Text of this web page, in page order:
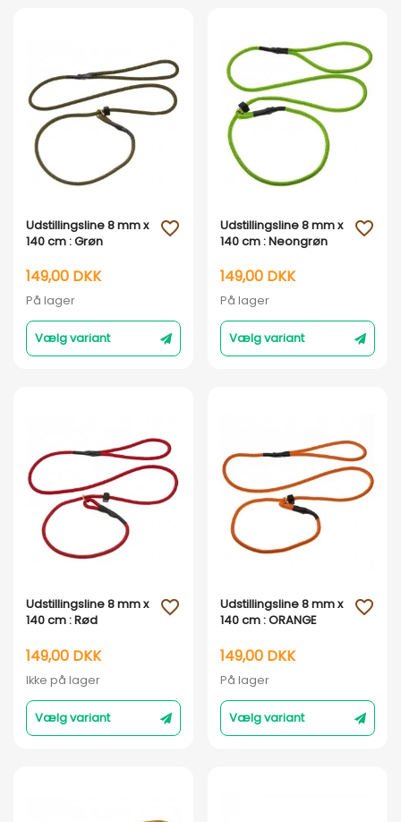
Vis her
Udstillingsline 8 mm x
140 cm : Grøn
149,00 DKK
På lager
Vælg variant
favorite_outline
Vis her
Udstillingsline 8 mm x
140 cm : Neongrøn
149,00 DKK
På lager
Vælg variant
favorite_outline
Vis her
Udstillingsline 8 mm x
140 cm : Rød
149,00 DKK
Ikke på lager
Vælg variant
favorite_outline
Vis her
Udstillingsline 8 mm x
140 cm : ORANGE
149,00 DKK
På lager
Vælg variant
favorite_outline